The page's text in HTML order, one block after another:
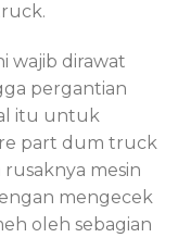
wajib dirawat
pergantian
itu untuk
part dum truck
mesin
mengecek
oleh sebagian